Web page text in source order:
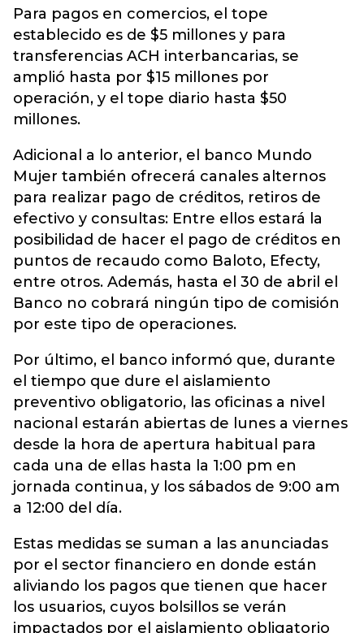
Para pagos en comercios, el tope
establecido es de $5 millones y para
transferencias ACH interbancarias, se
amplió hasta por $15 millones por
operación, y el tope diario hasta $50
millones.
Adicional a lo anterior, el banco Mundo
Mujer también ofrecerá canales alternos
para realizar pago de créditos, retiros de
efectivo y consultas: Entre ellos estará la
posibilidad de hacer el pago de créditos en
puntos de recaudo como Baloto, Efecty,
entre otros. Además, hasta el 30 de abril el
Banco no cobrará ningún tipo de comisión
por este tipo de operaciones.
Por último, el banco informó que, durante
el tiempo que dure el aislamiento
preventivo obligatorio, las oficinas a nivel
nacional estarán abiertas de lunes a viernes
desde la hora de apertura habitual para
cada una de ellas hasta la 1:00 pm en
jornada continua, y los sábados de 9:00 am
a 12:00 del día.
Estas medidas se suman a las anunciadas
por el sector financiero en donde están
aliviando los pagos que tienen que hacer
los usuarios, cuyos bolsillos se verán
impactados por el aislamiento obligatorio